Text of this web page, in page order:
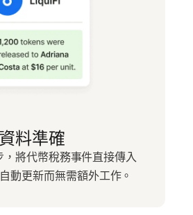
料準確
將代幣稅務事件直接傳入
動更新而無需額外工作。